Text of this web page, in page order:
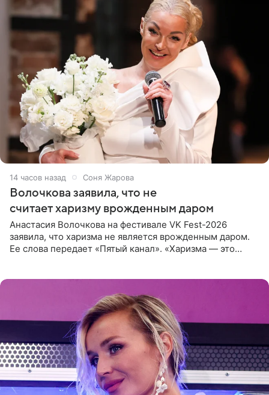
14 часов назад Соня Жарова
Волочкова заявила, что не
считает харизму врожденным даром
Анастасия Волочкова на фестивале VK Fest-2026
заявила, что харизма не является врожденным даром.
Ее слова передает «Пятый канал». «Харизма — это